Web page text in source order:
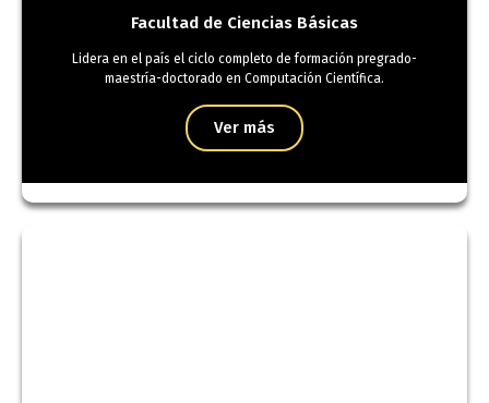
Facultad de Ciencias Básicas
Lidera en el país el ciclo completo de formación pregrado-
maestría-doctorado en Computación Científica.
Ver más